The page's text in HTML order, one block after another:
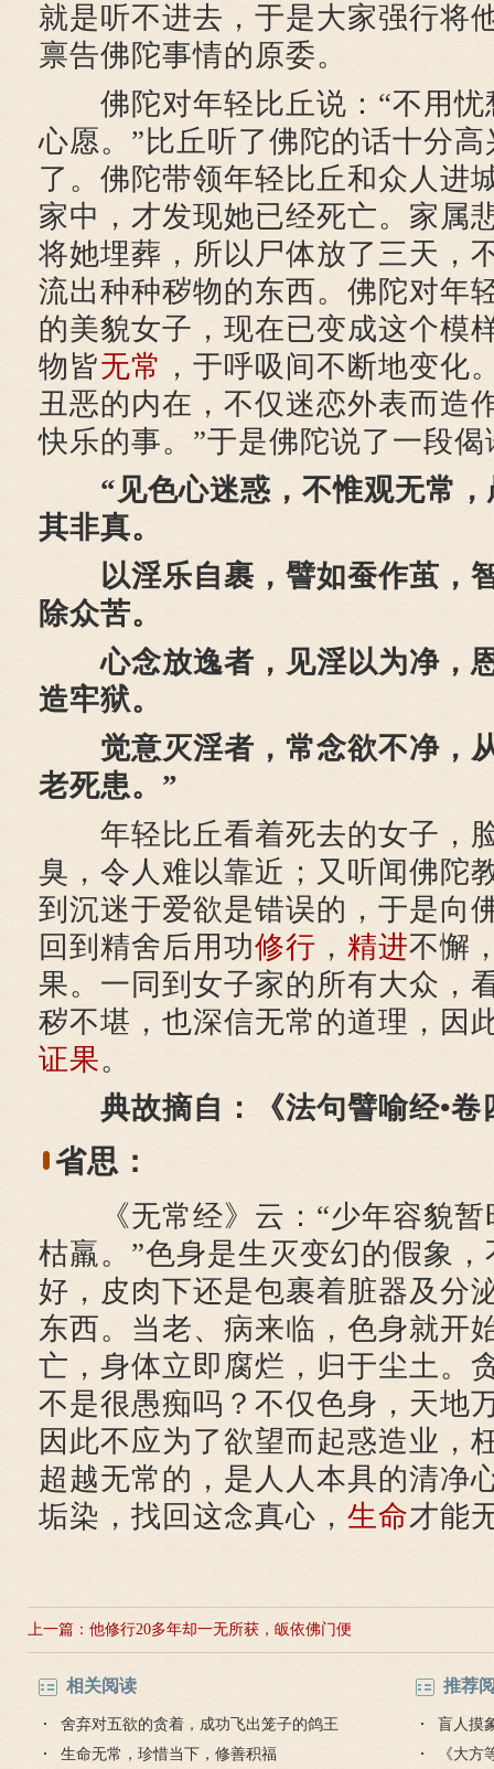
就是听不进去，于是大家强行将
禀告佛陀事情的原委。
佛陀对年轻比丘说：“不用忧
心愿。”比丘听了佛陀的话十分
了。佛陀带领年轻比丘和众人进
家中，才发现她已经死亡。家属
将她埋葬，所以尸体放了三天，
流出种种秽物的东西。佛陀对年
的美貌女子，现在已变成这个模
物皆无常 ，于呼吸间不断地变化
丑恶的内在，不仅迷恋外表而造
快乐的事。”于是佛陀说了一段偈
“见色心迷惑，不惟观无常
其非真。
以淫乐自裹，譬如蚕作茧，
除众苦。
心念放逸者，见淫以为净，
造牢狱。
觉意灭淫者，常念欲不净，
老死患。”
年轻比丘看着死去的女子，
臭，令人难以靠近；又听闻佛陀
到沉迷于爱欲是错误的，于是向
回到精舍后用功修行 ， 精进不懈
果。一同到女子家的所有大众，
秽不堪，也深信无常的道理，因
证果。
典故摘自：《法句譬喻经•卷
省思：
《无常经》云：“少年容貌暂
枯羸。”色身是生灭变幻的假象
好，皮肉下还是包裹着脏器及分
东西。当老、病来临，色身就开
亡，身体立即腐烂，归于尘土。
不是很愚痴吗？不仅色身，天地
因此不应为了欲望而起惑造业，
超越无常的，是人人本具的清净
垢染，找回这念真心， 生命才能
上一篇： 他修行20多年却一无所获，皈依佛门便
证得罗汉果
相关阅读
舍弃对五欲的贪着，成功飞出笼子的鸽王
生命无常，珍惜当下，修善积福
推荐
盲人摸
《大